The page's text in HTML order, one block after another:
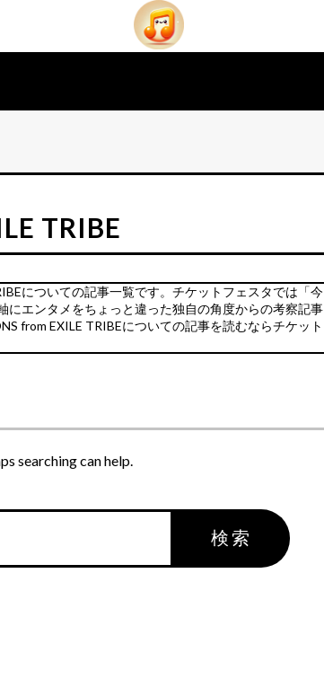
TRIBE
についての記事一覧です。チケットフェスタでは「今
にエンタメをちょっと違った独自の角度からの考察記事
from EXILE TRIBEについての記事を読むならチケット
searching can help.
検索